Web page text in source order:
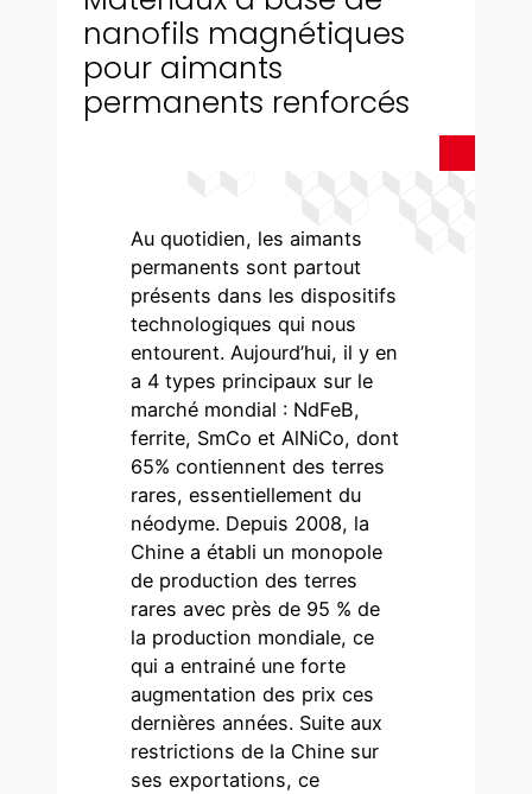
nanofils magnétiques
pour aimants
permanents renforcés
Au quotidien, les aimants
permanents sont partout
présents dans les dispositifs
technologiques qui nous
entourent. Aujourd’hui, il y en
a 4 types principaux sur le
marché mondial : NdFeB,
ferrite, SmCo et AlNiCo, dont
65% contiennent des terres
rares, essentiellement du
néodyme. Depuis 2008, la
Chine a établi un monopole
de production des terres
rares avec près de 95 % de
la production mondiale, ce
qui a entrainé une forte
augmentation des prix ces
dernières années. Suite aux
restrictions de la Chine sur
ses exportations, ce